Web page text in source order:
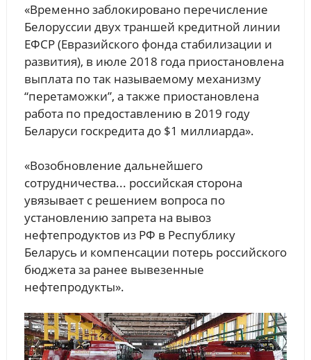
«Временно заблокировано перечисление
Белоруссии двух траншей кредитной линии
ЕФСР (Евразийского фонда стабилизации и
развития), в июле 2018 года приостановлена
выплата по так называемому механизму
“перетаможки”, а также приостановлена
работа по предоставлению в 2019 году
Беларуси госкредита до $1 миллиарда».
«Возобновление дальнейшего
сотрудничества... российская сторона
увязывает с решением вопроса по
установлению запрета на вывоз
нефтепродуктов из РФ в Республику
Беларусь и компенсации потерь российского
бюджета за ранее вывезенные
нефтепродукты».